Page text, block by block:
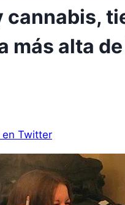
más alta de
en Twitter